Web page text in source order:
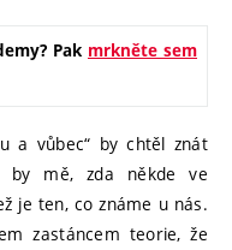
Pak mrkněte sem
a vůbec“ by chtěl znát
by mě, zda někde ve
je ten, co známe u nás.
zastáncem teorie, že